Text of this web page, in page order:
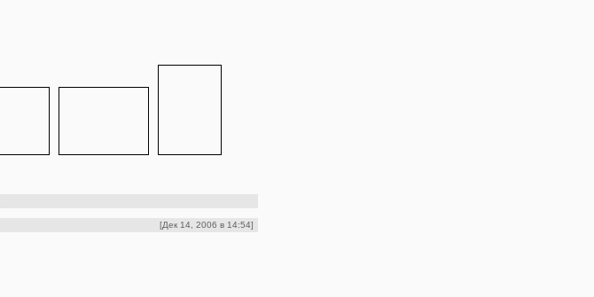
[Дек 14, 2006 в 14:54]